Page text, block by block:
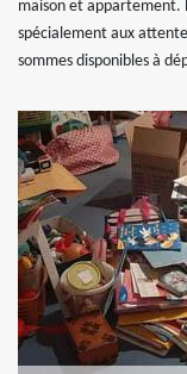
maison et appartement.
spécialement aux
sommes disponibles à